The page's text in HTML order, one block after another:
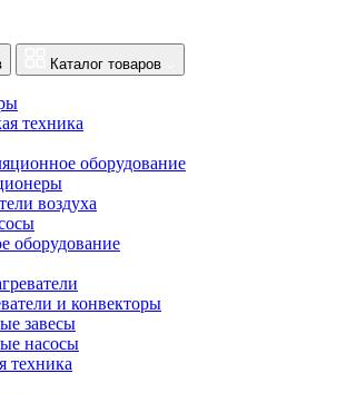
Каталог товаров
техника
оборудование
воздуха
оборудование
и конвекторы
завесы
насосы
техника